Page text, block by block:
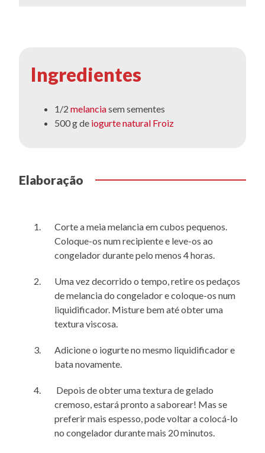
Ingredientes
1/2 melanciasem sementes
500 g de iogurte natural Froiz
Elaboração
Corte a meia melancia em cubos pequenos.
Coloque-os num recipiente e leve-os ao
congelador durante pelo menos 4 horas.
Uma vez decorrido o tempo, retire os pedaços
de melancia do congelador e coloque-os num
liquidificador. Misture bem até obter uma
textura viscosa.
Adicione o iogurte no mesmo liquidificador e
bata novamente.
Depois de obter uma textura de gelado
cremoso, estará pronto a saborear! Mas se
preferir mais espesso, pode voltar a colocá-lo
no congelador durante mais 20 minutos.